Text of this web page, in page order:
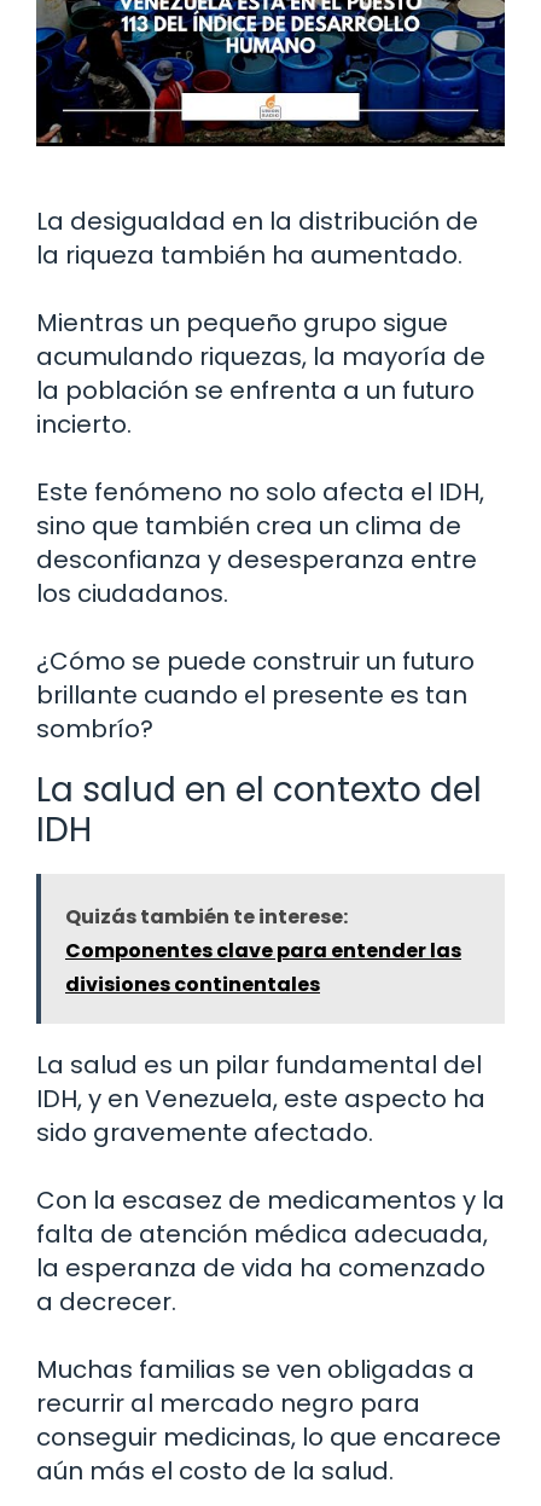
La desigualdad en la distribución de
la riqueza también ha aumentado.
Mientras un pequeño grupo sigue
acumulando riquezas, la mayoría de
la población se enfrenta a un futuro
incierto.
Este fenómeno no solo afecta el IDH,
sino que también crea un clima de
desconfianza y desesperanza entre
los ciudadanos.
¿Cómo se puede construir un futuro
brillante cuando el presente es tan
sombrío?
La salud en el contexto del
IDH
Quizás también te interese:
Componentes clave para entender las
divisiones continentales
La salud es un pilar fundamental del
IDH, y en Venezuela, este aspecto ha
sido gravemente afectado.
Con la escasez de medicamentos y la
falta de atención médica adecuada,
la esperanza de vida ha comenzado
a decrecer.
Muchas familias se ven obligadas a
recurrir al mercado negro para
conseguir medicinas, lo que encarece
aún más el costo de la salud.